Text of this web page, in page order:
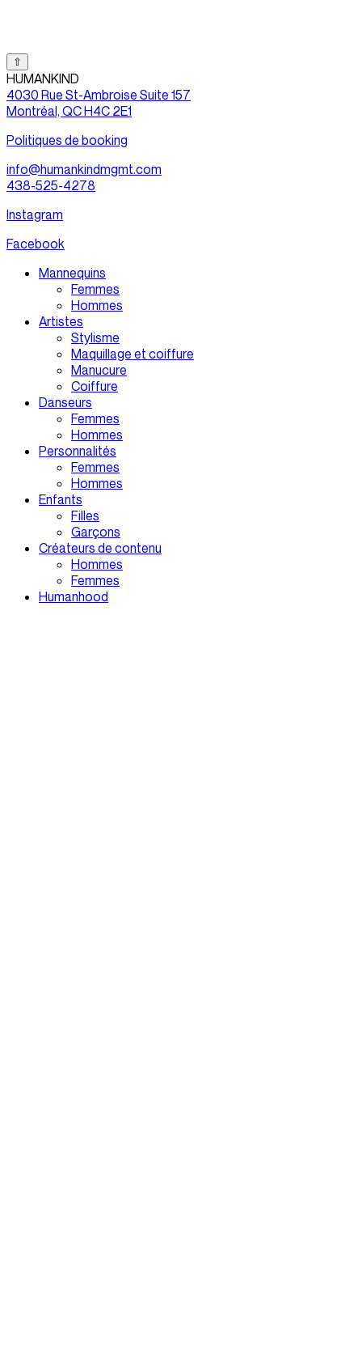
⇧
HUMANKIND
4030 Rue St-Ambroise Suite 157
Montréal, QC H4C 2E1
Politiques de booking
info@humankindmgmt.com
438-525-4278
Instagram
Facebook
Mannequins
Femmes
Hommes
Artistes
Stylisme
Maquillage et coiffure
Manucure
Coiffure
Danseurs
Femmes
Hommes
Personnalités
Femmes
Hommes
Enfants
Filles
Garçons
Créateurs de contenu
Hommes
Femmes
Humanhood